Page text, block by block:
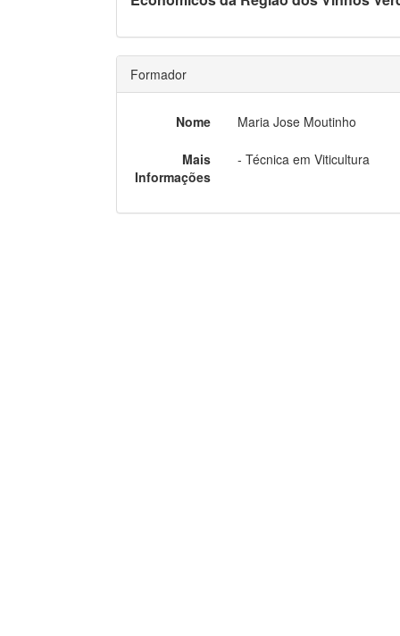
Formador
Nome Maria Jose Moutinho
Mais
Informações
- Técnica em Viticultura